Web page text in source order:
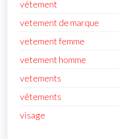
vétement
vetement de marque
vetement femme
vetement homme
vetements
vêtements
visage